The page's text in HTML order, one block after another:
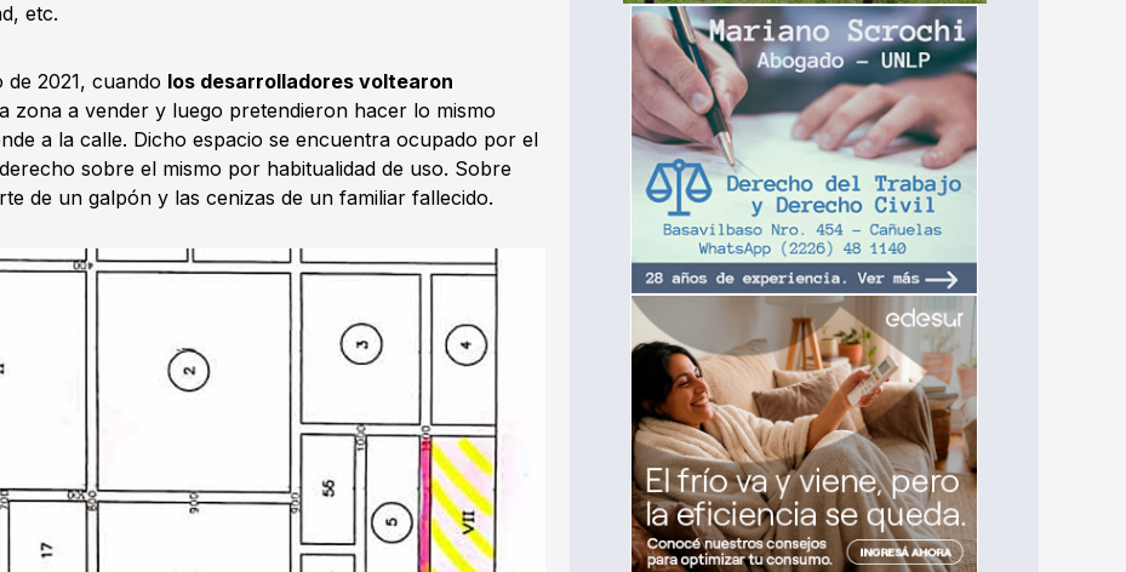
etc.
2021, cuando los desarrolladores voltearon
zona a vender y luego pretendieron hacer lo mismo
a la calle. Dicho espacio se encuentra ocupado por el
sobre el mismo por habitualidad de uso. Sobre
de un galpón y las cenizas de un familiar fallecido.